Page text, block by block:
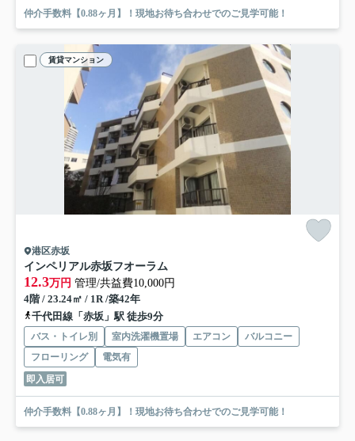
仲介手数料【0.88ヶ月】！現地お待ち合わせでのご見学可能！
賃貸マンション
港区赤坂
インペリアル赤坂フオーラム
12.3万円 管理/共益費10,000円
4階 / 23.24㎡ / 1R /築42年
千代田線「赤坂」駅 徒歩9分
バス・トイレ別 室内洗濯機置場 エアコン
バルコニー
フローリング
電気有
即入居可
仲介手数料【0.88ヶ月】！現地お待ち合わせでのご見学可能！